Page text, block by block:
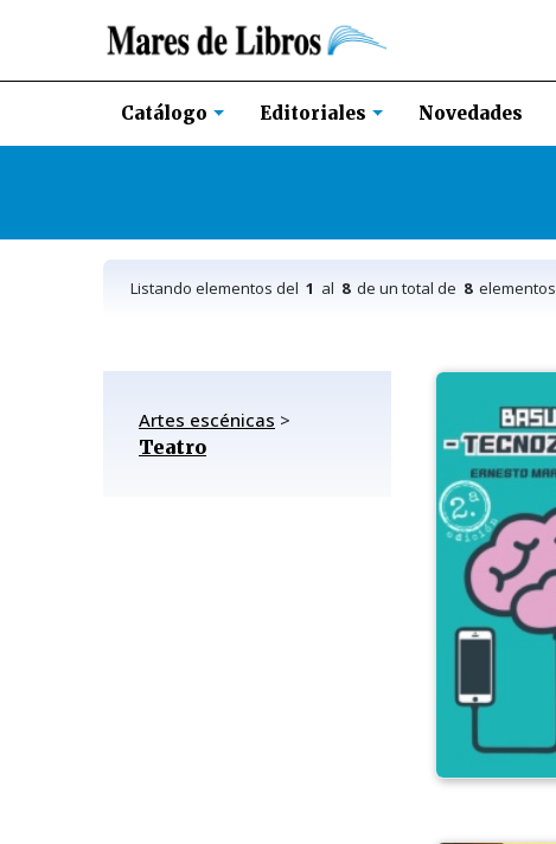
Catálogo Editoriales Novedades
Listando elementos del 1 al 8de un total de 8elementos
Artes escénicas >
Teatro